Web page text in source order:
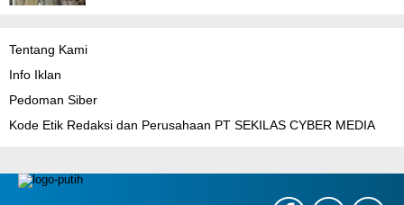
Tentang Kami
Info Iklan
Pedoman Siber
Kode Etik Redaksi dan Perusahaan PT SEKILAS CYBER MEDIA